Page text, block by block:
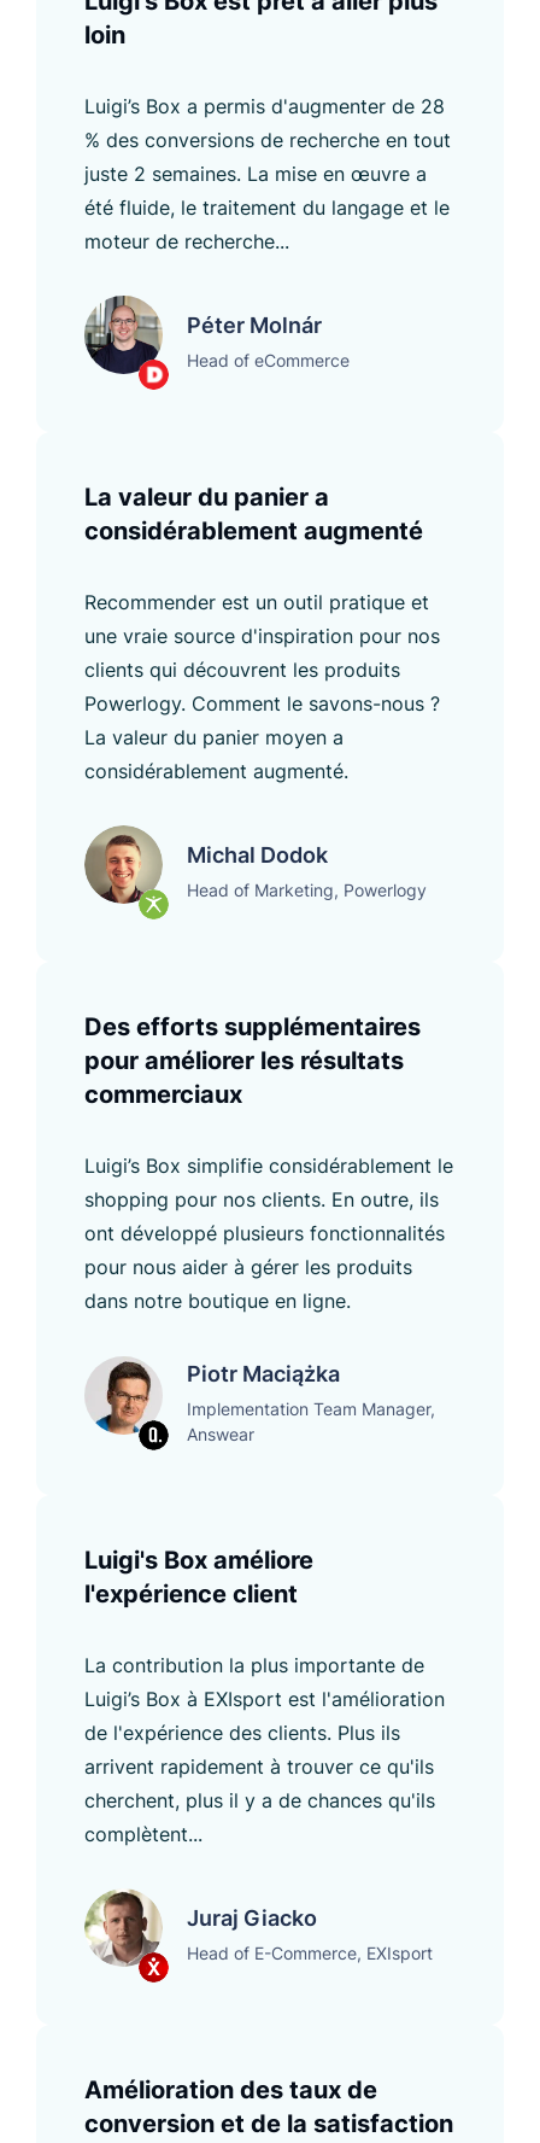
loin
Luigi’s Box a permis d'augmenter de 28
% des conversions de recherche en tout
juste 2 semaines. La mise en œuvre a
été fluide, le traitement du langage et le
moteur de recherche...
Péter Molnár
Head of eCommerce
La valeur du panier a
considérablement augmenté
Recommender est un outil pratique et
une vraie source d'inspiration pour nos
clients qui découvrent les produits
Powerlogy. Comment le savons-nous ?
La valeur du panier moyen a
considérablement augmenté.
Michal Dodok
Head of Marketing, Powerlogy
Des efforts supplémentaires
pour améliorer les résultats
commerciaux
Luigi’s Box simplifie considérablement le
shopping pour nos clients. En outre, ils
ont développé plusieurs fonctionnalités
pour nous aider à gérer les produits
dans notre boutique en ligne.
Piotr Maciążka
Implementation Team Manager,
Answear
Luigi's Box améliore
l'expérience client
La contribution la plus importante de
Luigi’s Box à EXIsport est l'amélioration
de l'expérience des clients. Plus ils
arrivent rapidement à trouver ce qu'ils
cherchent, plus il y a de chances qu'ils
complètent...
Juraj Giacko
Head of E-Commerce, EXIsport
Amélioration des taux de
conversion et de la satisfaction